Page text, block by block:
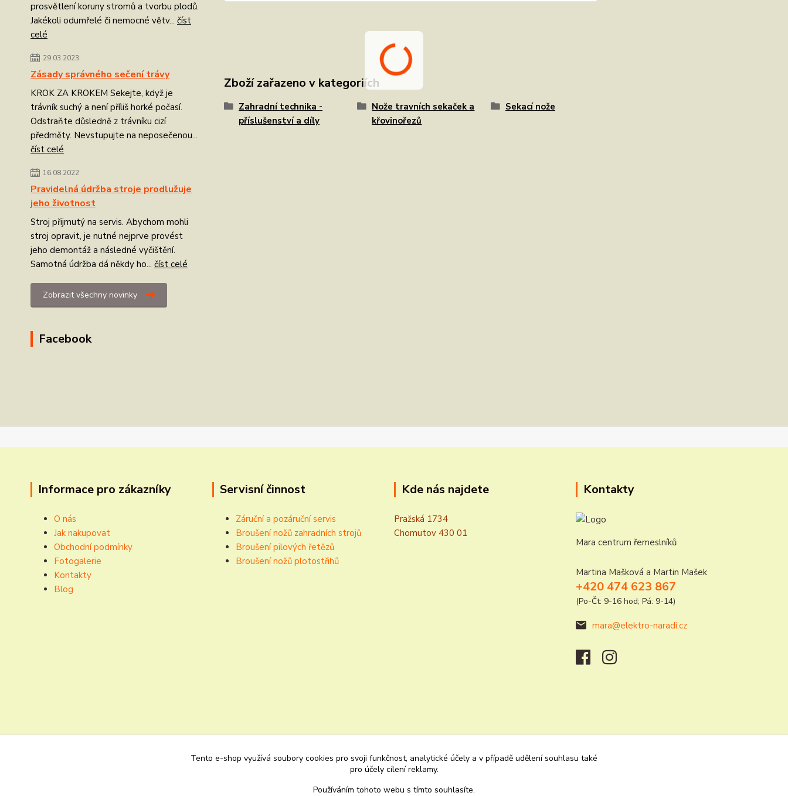
prosvětlení koruny stromů a tvorbu plodů.
Jakékoli odumřelé či nemocné větv... číst
celé
29.03.2023
Zásady správného sečení trávy
KROK ZA KROKEM Sekejte, když je
trávník suchý a není příliš horké počasí.
Odstraňte důsledně z trávníku cizí
předměty. Nevstupujte na neposečenou...
číst celé
16.08.2022
Pravidelná údržba stroje prodlužuje
jeho životnost
Stroj přijmutý na servis. Abychom mohli
stroj opravit, je nutné nejprve provést
jeho demontáž a následné vyčištění.
Samotná údržba dá někdy ho... číst celé
Zobrazit všechny novinky
Facebook
Zboží zařazeno v kategoriích
Zahradní technika -
příslušenství a díly
Nože travních sekaček a
křovinořezů
Sekací nože
Informace pro zákazníky
O nás
Jak nakupovat
Obchodní podmínky
Fotogalerie
Kontakty
Blog
Servisní činnost
Záruční a pozáruční servis
Broušení nožů zahradních strojů
Broušení pilových řetězů
Broušení nožů plotostřihů
Kde nás najdete
Pražská 1734
Chomutov 430 01
Kontakty
Mara centrum řemeslníků
Martina Mašková a Martin Mašek
+420 474 623 867
(Po-Čt: 9-16 hod; Pá: 9-14)
mara@elektro-naradi.cz
Tento e-shop využívá soubory cookies pro svoji funkčnost, analytické účely a v případě udělení souhlasu také
pro účely cílení reklamy.
Používáním tohoto webu s tímto souhlasíte.